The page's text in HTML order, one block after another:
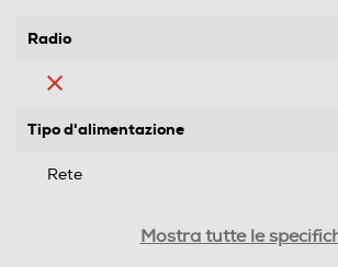
Radio
Tipo d'alimentazione
Rete
Mostra tutte le